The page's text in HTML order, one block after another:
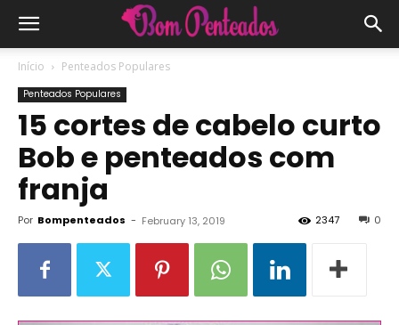
Início Penteados Populares
Penteados Populares
15 cortes de cabelo curto
Bob e penteados com
franja
Por Bompenteados - February 13, 2019 0
2347